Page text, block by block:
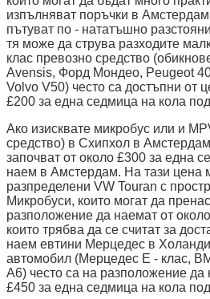
изпълняват поръчки в
пътуват по - нататъшно
тя може да струва разходите
клас превозно средство
Avensis, Форд Мондео, Peugeot
Volvo V50) често са достъпни от
£200 за една седмица на кола
Ако изисквате микробус или и
средство) в Схипхол в
започват от около £300 за една
наем в Амстердам. На тази цена
разпределени VW Touran с
Микробуси, които могат да
разположение да наемат от
които трябва да се считат за
наем евтини Мерцедес в
автомобил (Мерцедес E - клас,
A6) често са на разположение да
£450 за една седмица на кола